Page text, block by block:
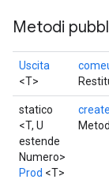
Metodi
Uscita
<T>
statico
<T, U
estende
Numero>
Prod <T>
create